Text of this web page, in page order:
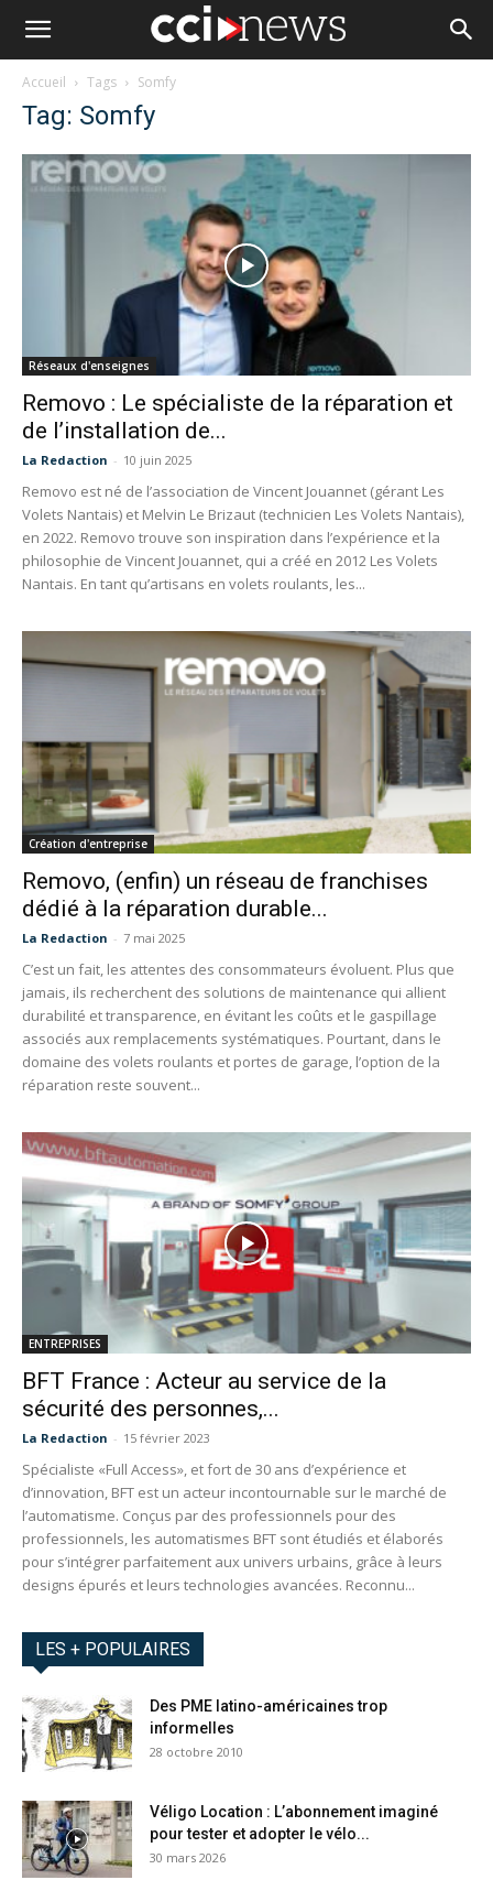
Accueil Tags Somfy
Tag: Somfy
Réseaux d'enseignes
Removo : Le spécialiste de la réparation et
de l’installation de...
La Redaction - 10 juin 2025
Removo est né de l’association de Vincent Jouannet (gérant Les
Volets Nantais) et Melvin Le Brizaut (technicien Les Volets Nantais),
en 2022. Removo trouve son inspiration dans l’expérience et la
philosophie de Vincent Jouannet, qui a créé en 2012 Les Volets
Nantais. En tant qu’artisans en volets roulants, les...
Création d'entreprise
Removo, (enfin) un réseau de franchises
dédié à la réparation durable...
La Redaction - 7 mai 2025
C’est un fait, les attentes des consommateurs évoluent. Plus que
jamais, ils recherchent des solutions de maintenance qui allient
durabilité et transparence, en évitant les coûts et le gaspillage
associés aux remplacements systématiques. Pourtant, dans le
domaine des volets roulants et portes de garage, l’option de la
réparation reste souvent...
ENTREPRISES
BFT France : Acteur au service de la
sécurité des personnes,...
La Redaction - 15 février 2023
Spécialiste «Full Access», et fort de 30 ans d’expérience et
d’innovation, BFT est un acteur incontournable sur le marché de
l’automatisme. Conçus par des professionnels pour des
professionnels, les automatismes BFT sont étudiés et élaborés
pour s’intégrer parfaitement aux univers urbains, grâce à leurs
designs épurés et leurs technologies avancées. Reconnu...
LES + POPULAIRES
Des PME latino-américaines trop
informelles
28 octobre 2010
Véligo Location : L’abonnement imaginé
pour tester et adopter le vélo...
30 mars 2026